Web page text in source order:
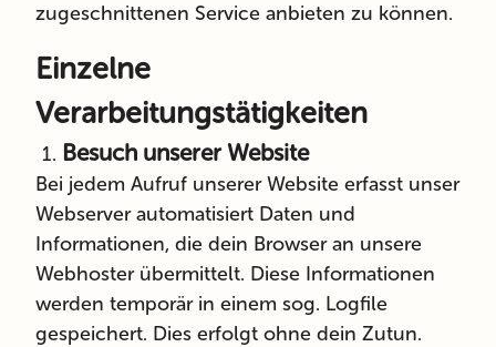
zugeschnittenen Service anbieten zu können.
Einzelne
Verarbeitungstätigkeiten
Besuch unserer Website
Bei jedem Aufruf unserer Website erfasst unser
Webserver automatisiert Daten und
Informationen, die dein Browser an unsere
Webhoster übermittelt. Diese Informationen
werden temporär in einem sog. Logfile
gespeichert. Dies erfolgt ohne dein Zutun.